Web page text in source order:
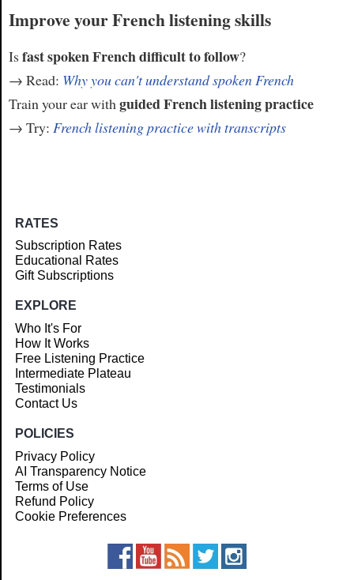
Improve your French listening skills
Isfast spoken French difficult to follow?
→ Read: Why you can't understand spoken French
Train your ear withguided French listening practice
→ Try: French listening practice with transcripts
RATES
Subscription Rates
Educational Rates
Gift Subscriptions
EXPLORE
Who It's For
How It Works
Free Listening Practice
Intermediate Plateau
Testimonials
Contact Us
POLICIES
Privacy Policy
AI Transparency Notice
Terms of Use
Refund Policy
Cookie Preferences